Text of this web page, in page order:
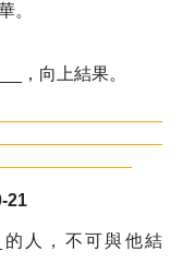
。
，向上結果。
21
的人，不可與他結